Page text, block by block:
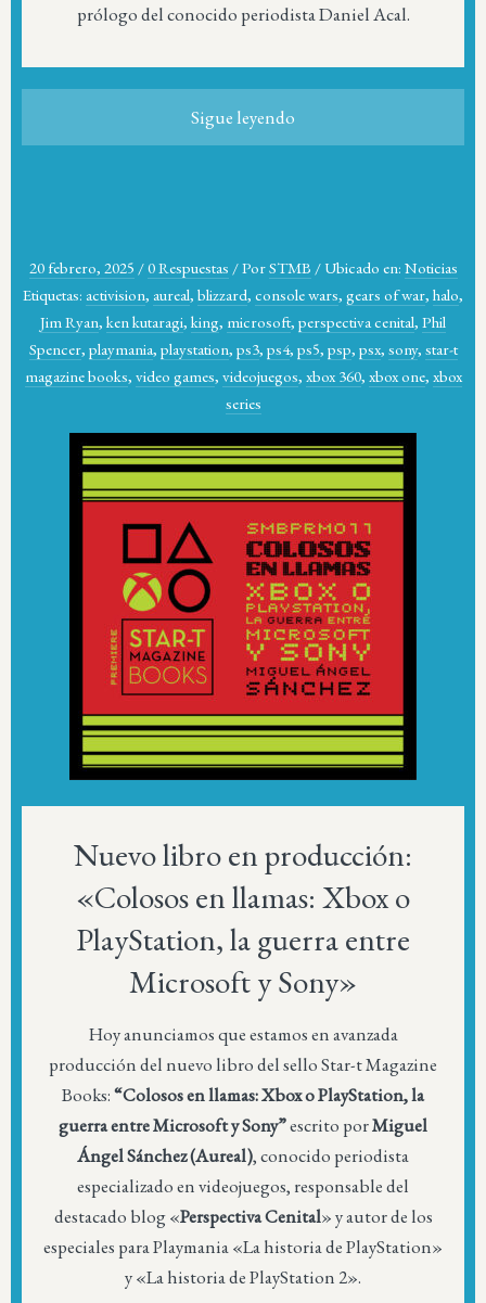
prólogo del conocido periodista Daniel Acal.
Sigue leyendo
20 febrero, 2025 /0 Respuestas /PorSTMB / Ubicado en: Noticias
Etiquetas: activision, aureal, blizzard, console wars, gears of war, halo,
Jim Ryan, ken kutaragi, king, microsoft, perspectiva cenital, Phil
Spencer, playmania, playstation, ps3, ps4, ps5, psp, psx, sony, star-t
magazine books, video games, videojuegos, xbox 360, xbox one, xbox
series
Nuevo libro en producción:
«Colosos en llamas: Xbox o
PlayStation, la guerra entre
Microsoft y Sony»
Hoy anunciamos que estamos en avanzada
producción del nuevo libro del sello Star-t Magazine
Books:“Colosos en llamas: Xbox o PlayStation, la
guerra entre Microsoft y Sony”escrito porMiguel
Ángel Sánchez (Aureal), conocido periodista
especializado en videojuegos, responsable del
destacado blog «Perspectiva Cenital» y autor de los
especiales para Playmania «La historia de PlayStation»
y «La historia de PlayStation 2».